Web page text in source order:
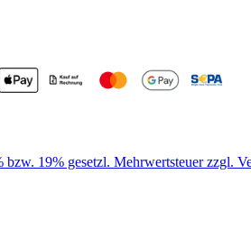
19% gesetzl. Mehrwertsteuer zzgl.